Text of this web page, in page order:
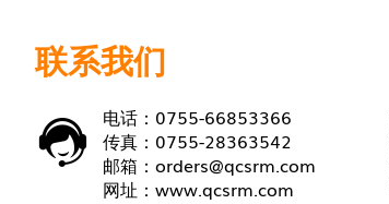
联系我们
电话：0755-66853366
传真：0755-28363542
邮箱： orders@qcsrm.com
网址： www.qcsrm.com